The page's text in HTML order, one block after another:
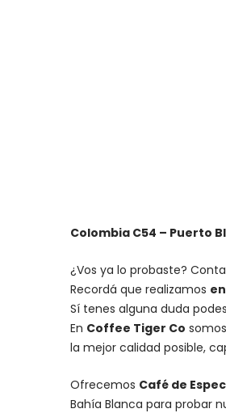
Colombia C54 – Puerto
¿Vos ya lo probaste?
Recordá que realizamos
Sí tenes alguna duda
En Coffee Tiger Co
la mejor calidad posible,
Ofrecemos Café de
Bahía Blanca para probar